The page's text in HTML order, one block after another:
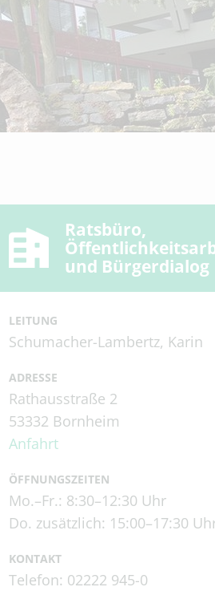
Partnerschaften,
Ratsbüro,
und Bürgerdialog
LEITUNG
Schumacher-Lambertz, Karin
ADRESSE
Rathausstraße 2
53332 Bornheim
Anfahrt
ÖFFNUNGSZEITEN
Mo.–Fr.: 8:30–12:30 Uhr
Do. zusätzlich: 15:00–17:30
KONTAKT
Telefon: 02222 945-0